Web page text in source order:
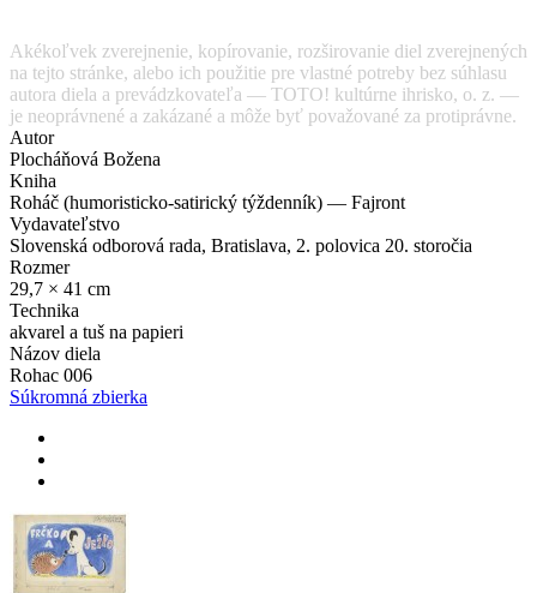
Akékoľvek zverejnenie, kopírovanie, rozširovanie diel zverejnených
na tejto stránke, alebo ich použitie pre vlastné potreby bez súhlasu
autora diela a prevádzkovateľa — TOTO! kultúrne ihrisko, o. z. —
je neoprávnené a zakázané a môže byť považované za protiprávne.
Autor
Plocháňová Božena
Kniha
Roháč (humoristicko-satirický týždenník) — Fajront
Vydavateľstvo
Slovenská odborová rada, Bratislava, 2. polovica 20. storočia
Rozmer
29,7 × 41 cm
Technika
akvarel a tuš na papieri
Názov diela
Rohac 006
Súkromná zbierka